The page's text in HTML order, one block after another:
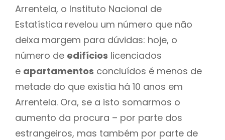
Arrentela, o Instituto Nacional de
Estatística revelou um número que não
deixa margem para dúvidas: hoje, o
número de edifícios licenciados
e apartamentos concluídos é menos de
metade do que existia há 10 anos em
Arrentela. Ora, se a isto somarmos o
aumento da procura – por parte dos
estrangeiros, mas também por parte de